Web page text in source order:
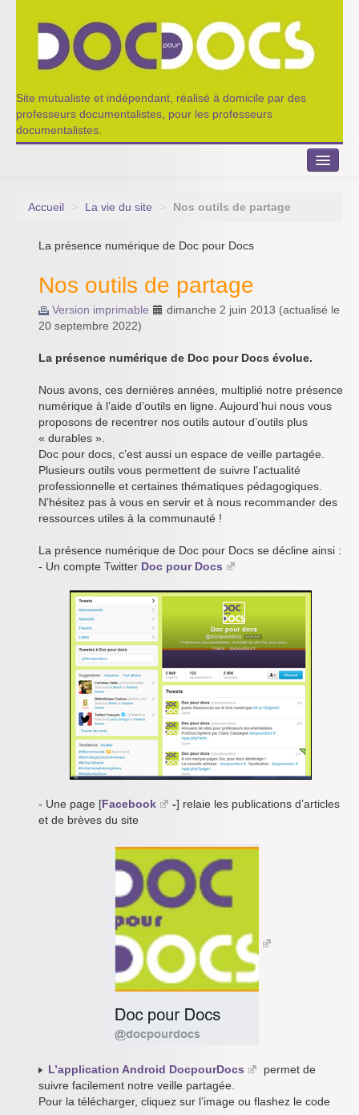
Site mutualiste et indépendant, réalisé à domicile par des
professeurs documentalistes, pour les professeurs
documentalistes.
Agenda 2022-2023
Appel à contribution
Nos outils de partage
Accueil > La vie du site > Nos outils de partage
La présence numérique de Doc pour Docs
Nos outils de partage
Version imprimable dimanche 2 juin 2013 (actualisé le
20 septembre 2022)
La présence numérique de Doc pour Docs évolue.
Nous avons, ces dernières années, multiplié notre présence
numérique à l’aide d’outils en ligne. Aujourd’hui nous vous
proposons de recentrer nos outils autour d’outils plus
« durables ».
Doc pour docs, c’est aussi un espace de veille partagée.
Plusieurs outils vous permettent de suivre l’actualité
professionnelle et certaines thématiques pédagogiques.
N’hésitez pas à vous en servir et à nous recommander des
ressources utiles à la communauté !
La présence numérique de Doc pour Docs se décline ainsi :
- Un compte Twitter Doc pour Docs
- Une page [Facebook -] relaie les publications d’articles
et de brèves du site
L’application Android DocpourDocs
permet de
suivre facilement notre veille partagée.
Pour la télécharger, cliquez sur l’image ou flashez le code